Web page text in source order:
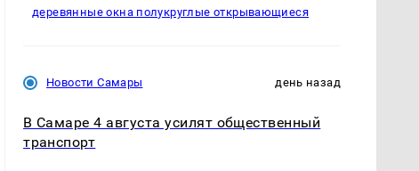
деревянные окна полукруглые открывающиеся
Новости Самары день назад
В Самаре 4 августа усилят общественный
транспорт